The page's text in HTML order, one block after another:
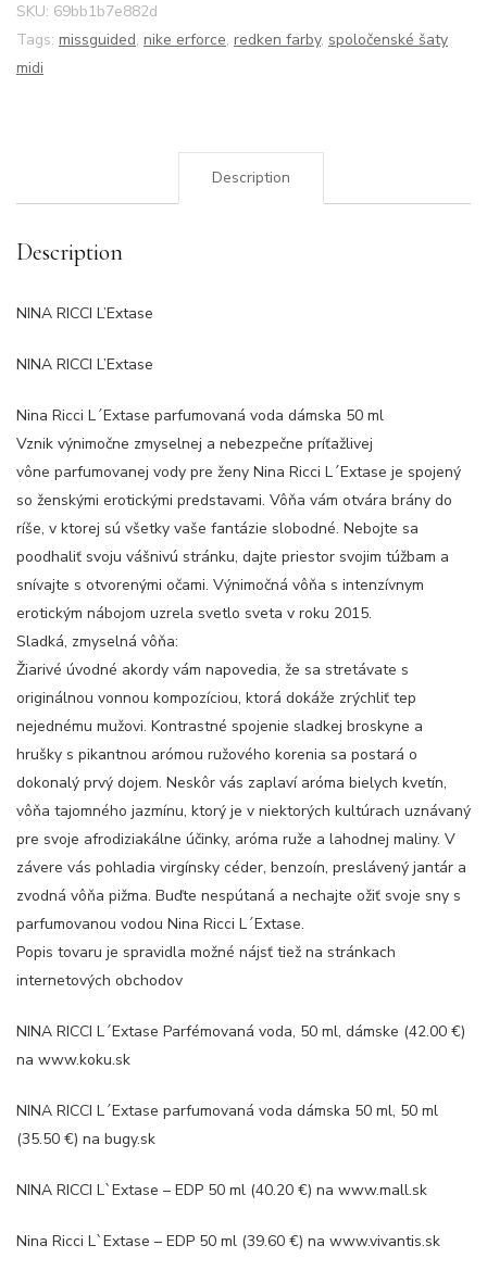
SKU: 69bb1b7e882d
Tags: missguided, nike erforce, redken farby, spoločenské šaty
midi
Description
Description
NINA RICCI L’Extase
NINA RICCI L’Extase
Nina Ricci L´Extase parfumovaná voda dámska 50 ml
Vznik výnimočne zmyselnej a nebezpečne príťažlivej
vône parfumovanej vody pre ženy Nina Ricci L´Extase je spojený
so ženskými erotickými predstavami. Vôňa vám otvára brány do
ríše, v ktorej sú všetky vaše fantázie slobodné. Nebojte sa
poodhaliť svoju vášnivú stránku, dajte priestor svojim túžbam a
snívajte s otvorenými očami. Výnimočná vôňa s intenzívnym
erotickým nábojom uzrela svetlo sveta v roku 2015.
Sladká, zmyselná vôňa:
Žiarivé úvodné akordy vám napovedia, že sa stretávate s
originálnou vonnou kompozíciou, ktorá dokáže zrýchliť tep
nejednému mužovi. Kontrastné spojenie sladkej broskyne a
hrušky s pikantnou arómou ružového korenia sa postará o
dokonalý prvý dojem. Neskôr vás zaplaví aróma bielych kvetín,
vôňa tajomného jazmínu, ktorý je v niektorých kultúrach uznávaný
pre svoje afrodiziakálne účinky, aróma ruže a lahodnej maliny. V
závere vás pohladia virgínsky céder, benzoín, preslávený jantár a
zvodná vôňa pižma. Buďte nespútaná a nechajte ožiť svoje sny s
parfumovanou vodou Nina Ricci L´Extase.
Popis tovaru je spravidla možné nájsť tiež na stránkach
internetových obchodov
NINA RICCI L´Extase Parfémovaná voda, 50 ml, dámske (42.00 €)
na www.koku.sk
NINA RICCI L´Extase parfumovaná voda dámska 50 ml, 50 ml
(35.50 €) na bugy.sk
NINA RICCI L`Extase – EDP 50 ml (40.20 €) na www.mall.sk
Nina Ricci L`Extase – EDP 50 ml (39.60 €) na www.vivantis.sk